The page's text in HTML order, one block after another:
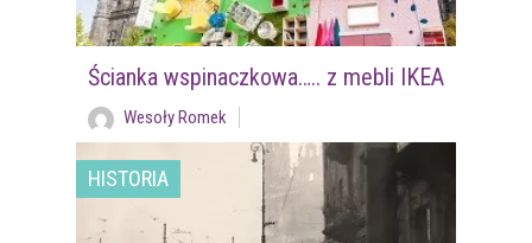
Ścianka wspinaczkowa….. z mebli IKEA
Wesoły Romek
HISTORIA